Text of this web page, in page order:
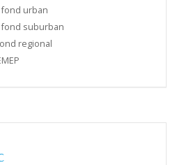
urban
fond suburban
regional